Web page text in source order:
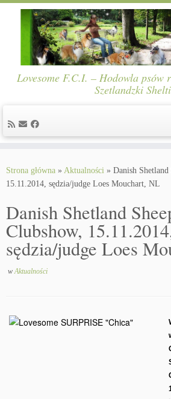
content
Lovesome F.C.I. – Hodowla psów
Szetlandzki
Strona główna » Aktualności » Danish Shetland
15.11.2014, sędzia/judge Loes Mouchart, NL
Danish Shetland
Clubshow,
sędzia/judge Loes
wAktualności